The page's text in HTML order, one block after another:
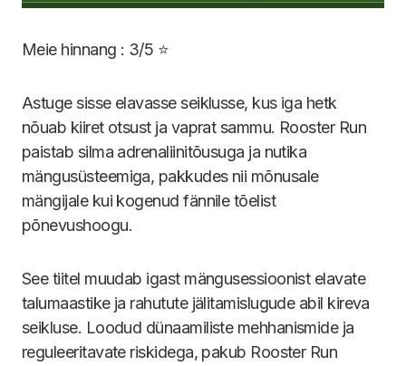
Meie hinnang : 3/5 ⭐
Astuge sisse elavasse seiklusse, kus iga hetk
nõuab kiiret otsust ja vaprat sammu. Rooster Run
paistab silma adrenaliinitõusuga ja nutika
mängusüsteemiga, pakkudes nii mõnusale
mängijale kui kogenud fännile tõelist
põnevushoogu.
See tiitel muudab igast mängusessioonist elavate
talumaastike ja rahutute jälitamislugude abil kireva
seikluse. Loodud dünaamiliste mehhanismide ja
reguleeritavate riskidega, pakub Rooster Run